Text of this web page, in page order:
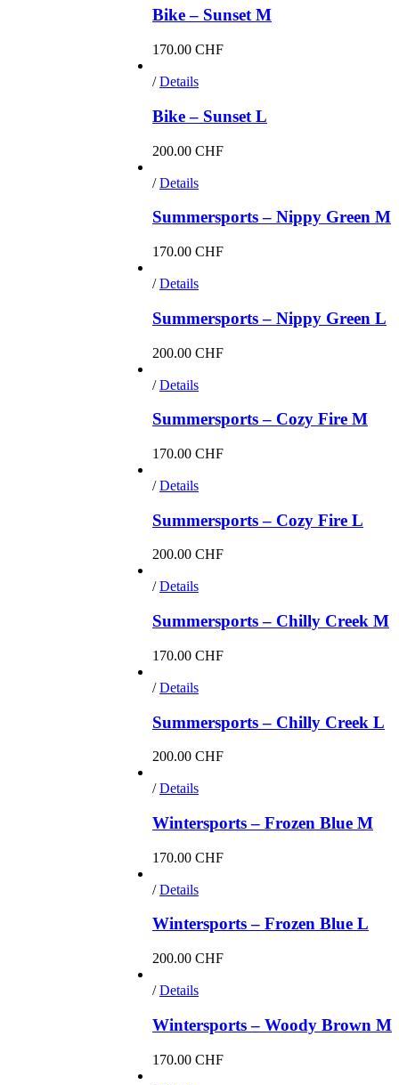
Bike – Sunset M
170.00 CHF
/ Details
Bike – Sunset L
200.00 CHF
/ Details
Summersports – Nippy Green M
170.00 CHF
/ Details
Summersports – Nippy Green L
200.00 CHF
/ Details
Summersports – Cozy Fire M
170.00 CHF
/ Details
Summersports – Cozy Fire L
200.00 CHF
/ Details
Summersports – Chilly Creek M
170.00 CHF
/ Details
Summersports – Chilly Creek L
200.00 CHF
/ Details
Wintersports – Frozen Blue M
170.00 CHF
/ Details
Wintersports – Frozen Blue L
200.00 CHF
/ Details
Wintersports – Woody Brown M
170.00 CHF